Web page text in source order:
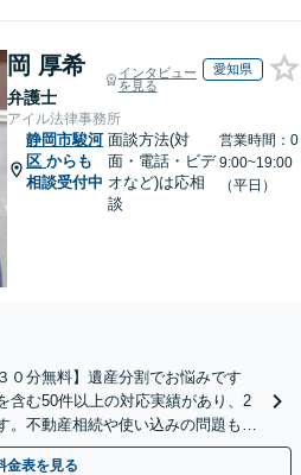
岡 厚希
弁護士
インタビュー
を見る
愛知県
アイル法律事務所
静岡市駿河
区 からも
相談受付中
面談方法(対
面・電話・ビデ
オなど)は応相
談
営業時間：0
9:00~19:00
（平日）
０分無料】遺産分割でお悩みです
含む50件以上の対応実績があり、2
。不動産相続や使い込みの問題も分
LINE予約受付中
金表を見る